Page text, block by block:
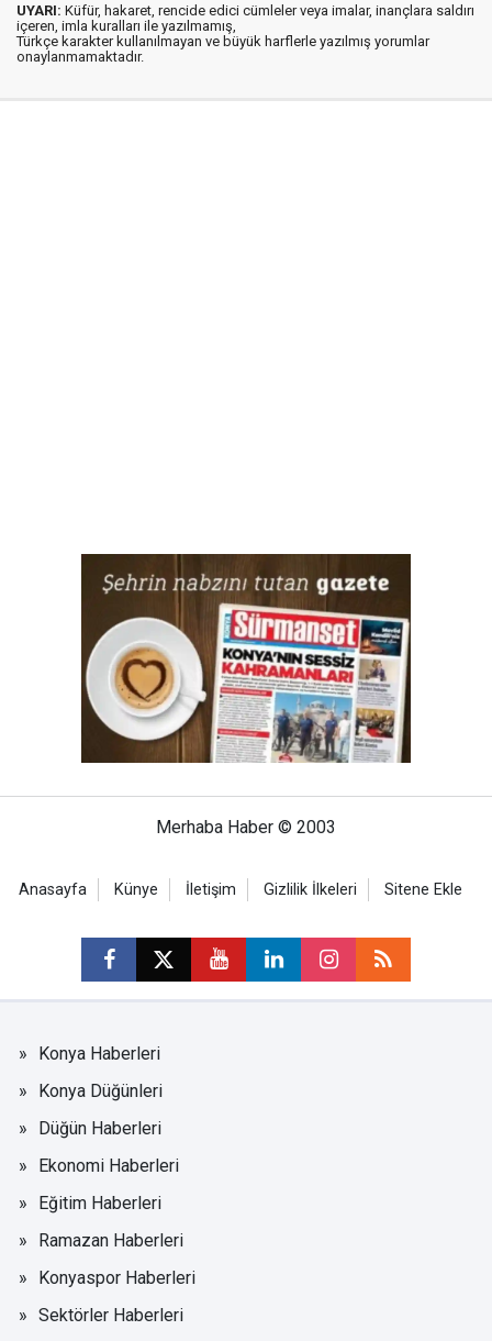
UYARI: Küfür, hakaret, rencide edici cümleler veya imalar, inançlara saldırı
içeren, imla kuralları ile yazılmamış,
Türkçe karakter kullanılmayan ve büyük harflerle yazılmış yorumlar
onaylanmamaktadır.
Merhaba Haber © 2003
Anasayfa Künye İletişim Gizlilik İlkeleri Sitene Ekle
Konya Haberleri
Konya Düğünleri
Düğün Haberleri
Ekonomi Haberleri
Eğitim Haberleri
Ramazan Haberleri
Konyaspor Haberleri
Sektörler Haberleri